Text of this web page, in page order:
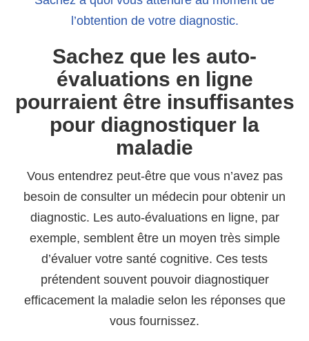
l’obtention de votre diagnostic.
Sachez que les auto-
évaluations en ligne
pourraient être insuffisantes
pour diagnostiquer la
maladie
Vous entendrez peut-être que vous n’avez pas
besoin de consulter un médecin pour obtenir un
diagnostic. Les auto-évaluations en ligne, par
exemple, semblent être un moyen très simple
d’évaluer votre santé cognitive. Ces tests
prétendent souvent pouvoir diagnostiquer
efficacement la maladie selon les réponses que
vous fournissez.